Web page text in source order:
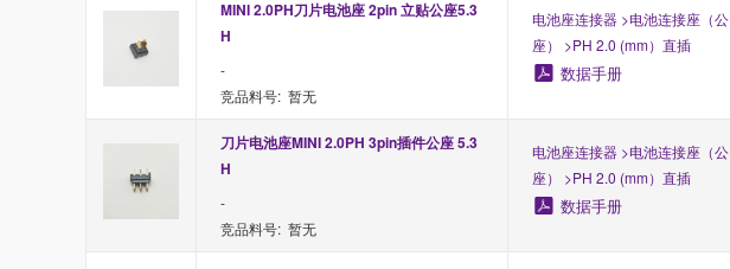
MINI 2.0PH刀片电池座 2pin 立贴公座5.3
H
-
竞品料号: 暂无
电池座连接器 >电池连接座（公
座） >PH 2.0 (mm）直插
数据手册
刀片电池座MINI 2.0PH 3pin插件公座 5.3
H
-
竞品料号: 暂无
电池座连接器 >电池连接座（公
座） >PH 2.0 (mm）直插
数据手册